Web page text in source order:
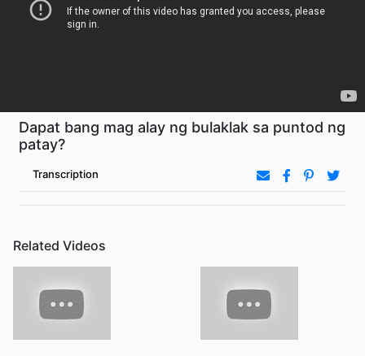
Dapat bang mag alay ng bulaklak sa puntod ng
patay?
Transcription
Related Videos